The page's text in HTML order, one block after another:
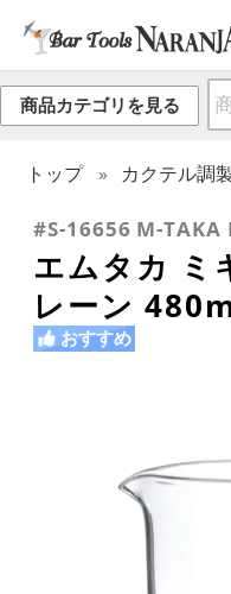
商品カテゴリを見る
トップ カクテル調
#S-16656 M-
エムタカ ミ
レーン
おすすめ